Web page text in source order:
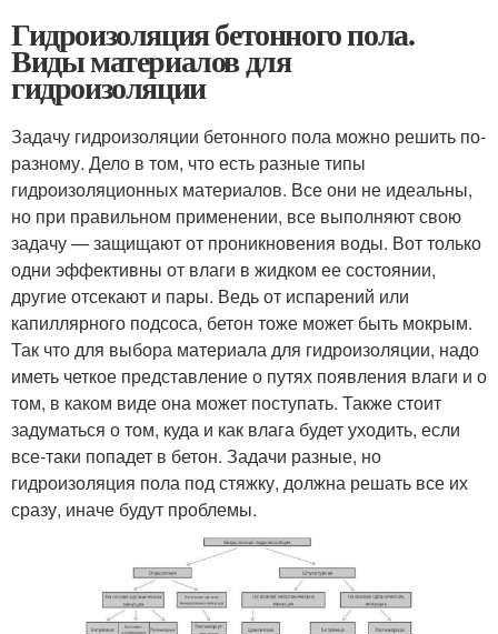
Гидроизоляция бетонного пола.
Виды материалов для
гидроизоляции
Задачу гидроизоляции бетонного пола можно решить по-
разному. Дело в том, что есть разные типы
гидроизоляционных материалов. Все они не идеальны,
но при правильном применении, все выполняют свою
задачу — защищают от проникновения воды. Вот только
одни эффективны от влаги в жидком ее состоянии,
другие отсекают и пары. Ведь от испарений или
капиллярного подсоса, бетон тоже может быть мокрым.
Так что для выбора материала для гидроизоляции, надо
иметь четкое представление о путях появления влаги и о
том, в каком виде она может поступать. Также стоит
задуматься о том, куда и как влага будет уходить, если
все-таки попадет в бетон. Задачи разные, но
гидроизоляция пола под стяжку, должна решать все их
сразу, иначе будут проблемы.